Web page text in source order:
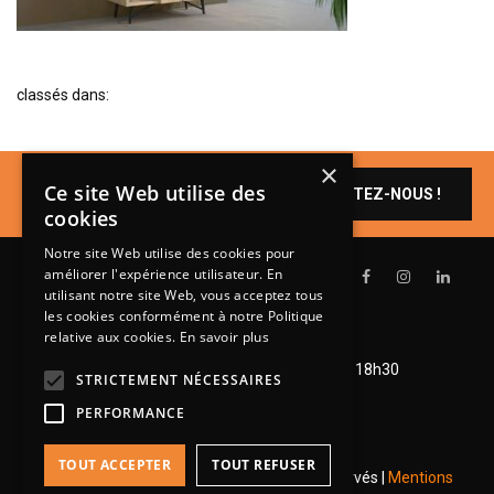
BIBLIOTHÈQUE
FAUTEUILS
CHAISES
TABLES
BAHUT
LITERIE
CADRES DE LIT
classés dans:
Un produit vous
intéresse ?
CONTACTEZ-NOUS !
Lundi de 14h à 18h30
Mardi à vendredi de 9h à 12h et de 14h à 18h30
© 2026 Groupe Steinmetz - Tous droits réservés |
Mentions
×
Ce site Web utilise des
cookies
Notre site Web utilise des cookies pour
améliorer l'expérience utilisateur. En
utilisant notre site Web, vous acceptez tous
les cookies conformément à notre Politique
relative aux cookies. En savoir plus
STRICTEMENT NÉCESSAIRES
PERFORMANCE
TOUT ACCEPTER TOUT REFUSER